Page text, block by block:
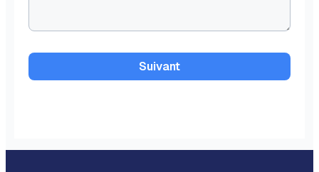
Suivant